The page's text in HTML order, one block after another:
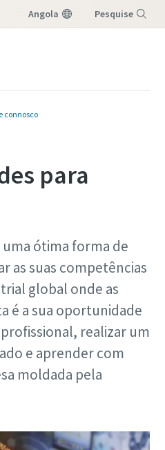
Angola Pesquise
connosco
para
ótima forma de
as suas competências
global onde as
é a sua oportunidade
realizar um
e aprender com
moldada pela